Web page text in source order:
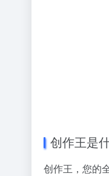
创作王是
创作王，您的